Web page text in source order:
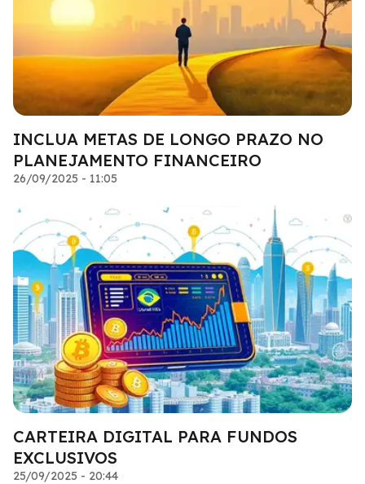
INCLUA METAS DE LONGO PRAZO NO
PLANEJAMENTO FINANCEIRO
26/09/2025 - 11:05
CARTEIRA DIGITAL PARA FUNDOS
EXCLUSIVOS
25/09/2025 - 20:44